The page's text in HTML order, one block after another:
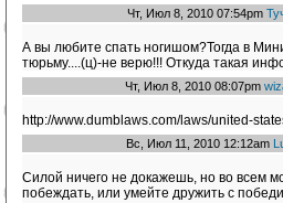
Чт, Июл 8, 2010 07:54pm
А вы любите спать ногишом?Тогда в
тюрьму....(ц)-не верю!!! Откуда такая
Чт, Июл 8, 2010 08:07pm
http://www.dumblaws.com/laws/united-
Вс, Июл 11, 2010 12:12am
Силой ничего не докажешь, но во всем
побеждать, или умейте дружить с